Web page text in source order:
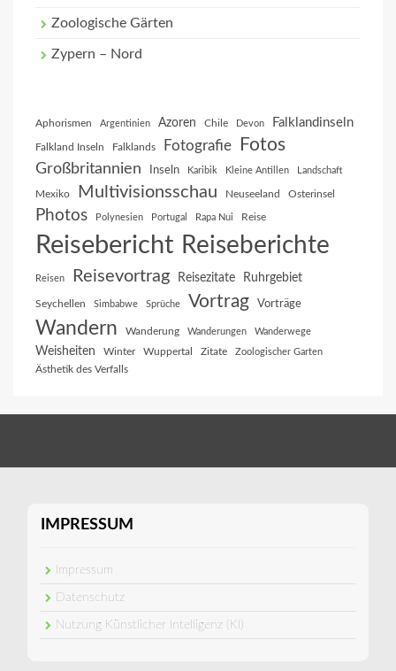
Zoologische Gärten
Zypern – Nord
Aphorismen Argentinien Azoren Chile Devon Falklandinseln
Falkland Inseln Falklands Fotografie Fotos
Großbritannien Inseln Karibik Kleine Antillen Landschaft
Mexiko Multivisionsschau Neuseeland Osterinsel
Photos Polynesien Portugal Rapa Nui Reise
Reisebericht Reiseberichte
Reisen Reisevortrag Reisezitate Ruhrgebiet
Seychellen Simbabwe Sprüche Vortrag Vorträge
Wandern Wanderung Wanderungen Wanderwege
Weisheiten Winter Wuppertal Zitate Zoologischer Garten
Ästhetik des Verfalls
IMPRESSUM
Impressum
Datenschutz
Nutzung Künstlicher Intelligenz (KI)